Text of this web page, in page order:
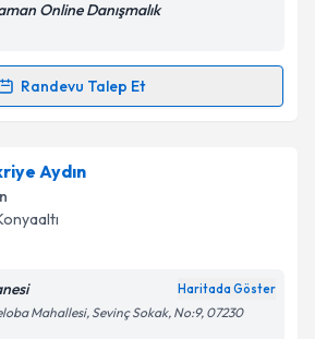
işlenmesine ilişkin
ve kişisel verilerimin belirtilen
Talebini Gönder
Online Danışmalık
Randevu Talep Et
Talebi
Karaman
uzmandan randevu almanız için bir
e-posta ile bilgilendireceğiz.
Aydın
Haritada Göster
Mahallesi, Sevinç Sokak, No:9, 07230